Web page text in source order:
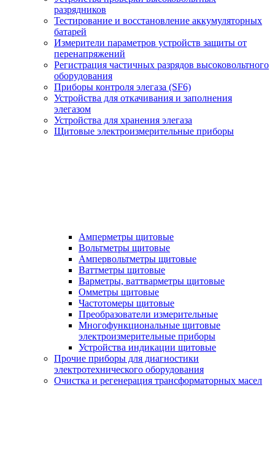
разрядников
Тестирование и восстановление аккумуляторных
батарей
Измерители параметров устройств защиты от
перенапряжений
Регистрация частичных разрядов высоковольтного
оборудования
Приборы контроля элегаза (SF6)
Устройства для откачивания и заполнения
элегазом
Устройства для хранения элегаза
Щитовые электроизмерительные приборы
Амперметры щитовые
Вольтметры щитовые
Ампервольтметры щитовые
Ваттметры щитовые
Варметры, ваттварметры щитовые
Омметры щитовые
Частотомеры щитовые
Преобразователи измерительные
Многофункциональные щитовые
электроизмерительные приборы
Устройства индикации щитовые
Прочие приборы для диагностики
электротехнического оборудования
Очистка и регенерация трансформаторных масел